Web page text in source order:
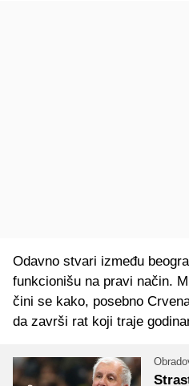
Odavno stvari između
funkcionišu na pravi način.
čini se kako, posebno
da završi rat koji traje